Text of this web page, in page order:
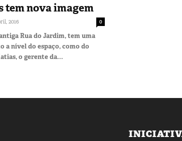
tem nova imagem
2016 0
Rua do Jardim, tem uma
a nível do espaço, como do
o gerente da...